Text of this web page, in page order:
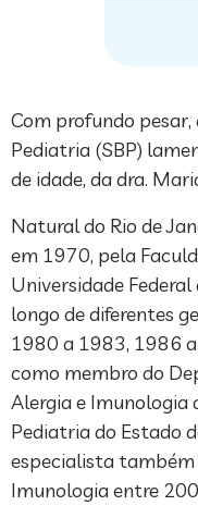
Com profundo pesar,
Pediatria (SBP)
de idade, da dra.
Natural do Rio de
em 1970, pela
Universidade Federal
longo de diferentes
1980 a 1983, 1986
como membro do
Alergia e Imunologia
Pediatria do Estado
especialista
Imunologia entre